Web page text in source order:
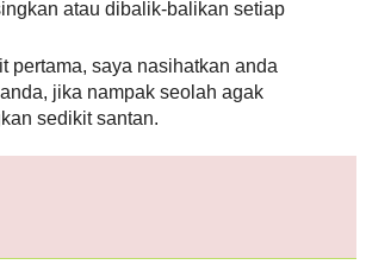
atau dibalik-balikan setiap
pertama, saya nasihatkan anda
jika nampak seolah agak
sedikit santan.